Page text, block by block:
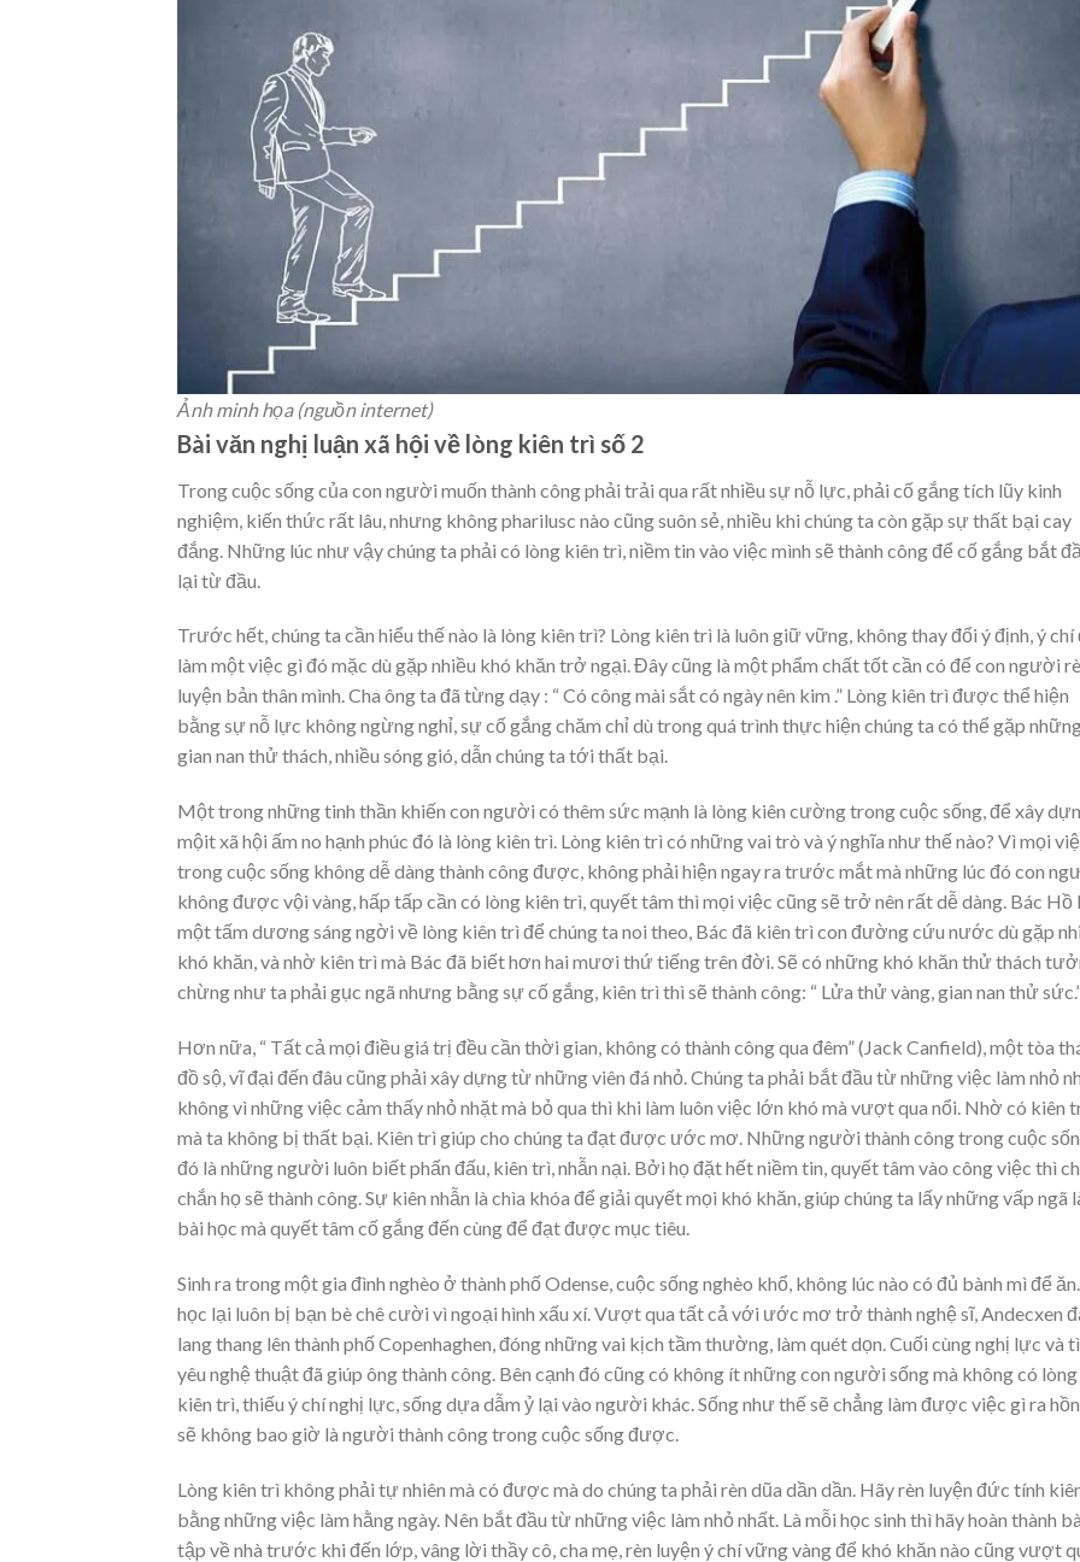
Ảnh minh họa (nguồn internet)
Bài văn nghị luận xã hội về lòng kiên trì số 2
Trong cuộc sống của con người muốn thành công phải trải qua rất nhiều sự nỗ lực, phải cố gắng tích lũy kinh
nghiệm, kiến thức rất lâu, nhưng không pharilusc nào cũng suôn sẻ, nhiều khi chúng ta còn gặp sự thất bại cay
đắng. Những lúc như vậy chúng ta phải có lòng kiên trì, niềm tin vào việc mình sẽ thành công để cố gắng bắt
lại từ đầu.
Trước hết, chúng ta cần hiểu thế nào là lòng kiên trì? Lòng kiên trì là luôn giữ vững, không thay đổi ý định, ý chí
làm một việc gì đó mặc dù gặp nhiều khó khăn trở ngại. Đây cũng là một phẩm chất tốt cần có để con người
luyện bản thân mình. Cha ông ta đã từng dạy : “ Có công mài sắt có ngày nên kim .” Lòng kiên trì được thể hiện
bằng sự nỗ lực không ngừng nghỉ, sự cố gắng chăm chỉ dù trong quá trình thực hiện chúng ta có thể gặp
gian nan thử thách, nhiều sóng gió, dẫn chúng ta tới thất bại.
Một trong những tinh thần khiến con người có thêm sức mạnh là lòng kiên cường trong cuộc sống, để xây
mộit xã hội ấm no hạnh phúc đó là lòng kiên trì. Lòng kiên trì có những vai trò và ý nghĩa như thế nào? Vì mọi
trong cuộc sống không dễ dàng thành công được, không phải hiện ngay ra trước mắt mà những lúc đó con
không được vội vàng, hấp tấp cần có lòng kiên trì, quyết tâm thì mọi việc cũng sẽ trở nên rất dễ dàng. Bác Hồ
một tấm dương sáng ngời về lòng kiên trì để chúng ta noi theo, Bác đã kiên trì con đường cứu nước dù gặp
khó khăn, và nhờ kiên trì mà Bác đã biết hơn hai mươi thứ tiếng trên đời. Sẽ có những khó khăn thử thách
chừng như ta phải gục ngã nhưng bằng sự cố gắng, kiên trì thì sẽ thành công: “ Lửa thử vàng, gian nan thử
Hơn nữa, “ Tất cả mọi điều giá trị đều cần thời gian, không có thành công qua đêm” (Jack Canfield), một tòa
đồ sộ, vĩ đại đến đâu cũng phải xây dựng từ những viên đá nhỏ. Chúng ta phải bắt đầu từ những việc làm nhỏ
không vì những việc cảm thấy nhỏ nhặt mà bỏ qua thì khi làm luôn việc lớn khó mà vượt qua nổi. Nhờ có kiên
mà ta không bị thất bại. Kiên trì giúp cho chúng ta đạt được ước mơ. Những người thành công trong cuộc
đó là những người luôn biết phấn đấu, kiên trì, nhẫn nại. Bởi họ đặt hết niềm tin, quyết tâm vào công việc thì
chắn họ sẽ thành công. Sự kiên nhẫn là chìa khóa để giải quyết mọi khó khăn, giúp chúng ta lấy những vấp ngã
bài học mà quyết tâm cố gắng đến cùng để đạt được mục tiêu.
Sinh ra trong một gia đình nghèo ở thành phố Odense, cuộc sống nghèo khổ, không lúc nào có đủ bành mì để
học lại luôn bị bạn bè chê cười vì ngoại hình xấu xí. Vượt qua tất cả với ước mơ trở thành nghệ sĩ, Andecxen
lang thang lên thành phố Copenhaghen, đóng những vai kịch tầm thường, làm quét dọn. Cuối cùng nghị lực và
yêu nghệ thuật đã giúp ông thành công. Bên cạnh đó cũng có không ít những con người sống mà không có lòng
kiên trì, thiếu ý chí nghị lực, sống dựa dẫm ỷ lại vào người khác. Sống như thế sẽ chẳng làm được việc gì ra
sẽ không bao giờ là người thành công trong cuộc sống được.
Lòng kiên trì không phải tự nhiên mà có được mà do chúng ta phải rèn dũa dần dần. Hãy rèn luyện đức tính
bằng những việc làm hằng ngày. Nên bắt đầu từ những việc làm nhỏ nhất. Là mỗi học sinh thì hãy hoàn thành
tập về nhà trước khi đến lớp, vâng lời thầy cô, cha mẹ, rèn luyện ý chí vững vàng để khó khăn nào cũng vượt